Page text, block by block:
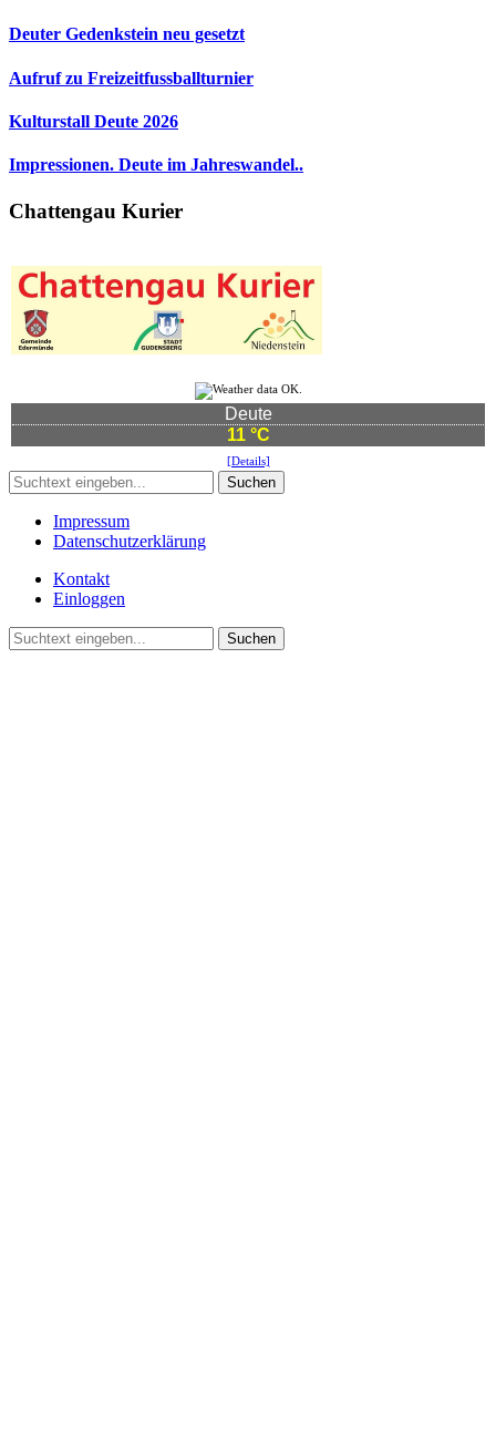
Deuter Gedenkstein neu gesetzt
Aufruf zu Freizeitfussballturnier
Kulturstall Deute 2026
Impressionen. Deute im Jahreswandel..
Chattengau Kurier
Deute
11 °C
[Details]
Suchen
Impressum
Datenschutzerklärung
Kontakt
Einloggen
Suchen